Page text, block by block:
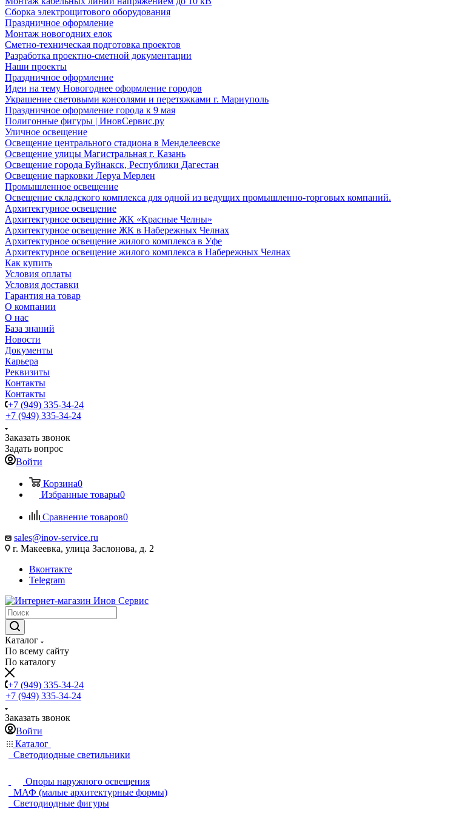
Сборка электрощитового оборудования
Праздничное оформление
Монтаж новогодних елок
Сметно-техническая подготовка проектов
Разработка проектно-сметной документации
Наши проекты
Праздничное оформление
Идеи на тему Новогоднее оформление городов
Украшение световыми консолями и перетяжками г. Мариуполь
Праздничное оформление города к 9 мая
Полигонные фигуры | ИновСервис.ру
Уличное освещение
Освещение центрального стадиона в Менделеевске
Освещение улицы Магистральная г. Казань
Освещение города Буйнакск, Республики Дагестан
Освещение парковки Леруа Мерлен
Промышленное освещение
Освещение складского комплекса для одной из ведущих промышленно-торговых компаний.
Архитектурное освещение
Архитектурное освещение ЖК «Красные Челны»
Архитектурное освещение ЖК в Набережных Челнах
Архитектурное освещение жилого комплекса в Уфе
Архитектурное освещение жилого комплекса в Набережных Челнах
Как купить
Условия оплаты
Условия доставки
Гарантия на товар
О компании
О нас
База знаний
Новости
Документы
Карьера
Реквизиты
Контакты
Контакты
+7 (949) 335-34-24
+7 (949) 335-34-24
Заказать звонок
Задать вопрос
Войти
Корзина0
Избранные товары0
Сравнение товаров0
sales@inov-service.ru
г. Макеевка, улица Заслонова, д. 2
Вконтакте
Telegram
Каталог
По всему сайту
По каталогу
+7 (949) 335-34-24
+7 (949) 335-34-24
Заказать звонок
Войти
Каталог
Светодиодные светильники
Опоры наружного освещения
МАФ (малые архитектурные формы)
Светодиодные фигуры